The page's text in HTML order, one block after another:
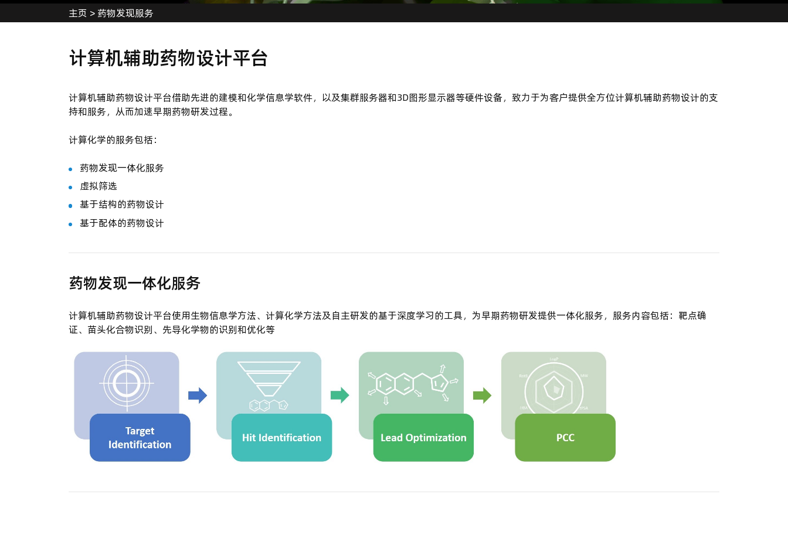
主页 > 药物发现服务
计算机辅助药物设计平台
计算机辅助药物设计平台借助先进的建模和化学信息学软件，以及集群服务器和3D图形显示器等硬件设备，致力于为客户提供全方位计算机辅助药物设计的支
持和服务，从而加速早期药物研发过程。
计算化学的服务包括：
药物发现一体化服务
虚拟筛选
基于结构的药物设计
基于配体的药物设计
药物发现一体化服务
计算机辅助药物设计平台使用生物信息学方法、计算化学方法及自主研发的基于深度学习的工具，为早期药物研发提供一体化服务，服务内容包括：靶点确
证、苗头化合物识别、先导化学物的识别和优化等